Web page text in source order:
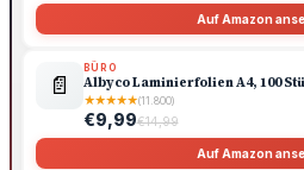
Auf Amazon
📄
BÜRO
Albyco Laminierfolien A4, 100
★★★★★(11.800)
€9,99€14,99
Auf Amazon